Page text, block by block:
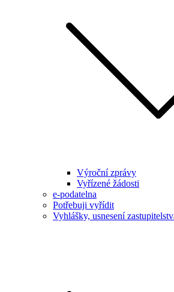
Výroční zprávy
Vyřízené žádosti
e-podatelna
Potřebuji vyřídit
Vyhlášky, usnesení